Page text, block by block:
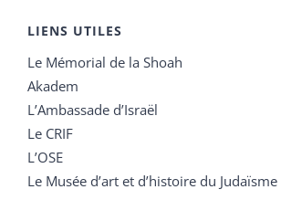
LIENS UTILES
Le Mémorial de la Shoah
Akadem
L’Ambassade d’Israël
Le CRIF
L’OSE
Le Musée d’art et d’histoire du Judaïsme